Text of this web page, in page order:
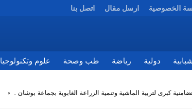
الخصوصية ارسل مقال اتصل بنا
دولية رياضة طب وصحة علوم وتكنولوجيا
كبرى لتربية الماشية وتنمية الزراعة الغابوية بجماعة بوشان . »